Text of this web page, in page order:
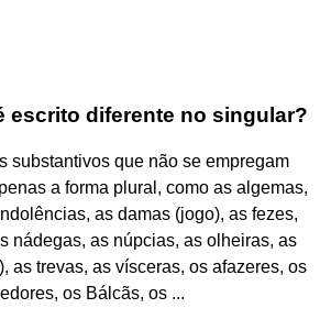
escrito diferente no singular?
substantivos que não se empregam
a forma plural, como as algemas,
as damas (jogo), as fezes,
nádegas, as núpcias, as olheiras, as
as trevas, as vísceras, os afazeres, os
os Bálcãs, os ...